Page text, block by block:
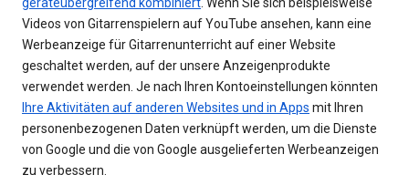
Videos von Gitarrenspielern auf YouTube ansehen, kann eine
Werbeanzeige für Gitarrenunterricht auf einer Website
geschaltet werden, auf der unsere Anzeigenprodukte
verwendet werden. Je nach Ihren Kontoeinstellungen könnten
Ihre Aktivitäten auf anderen Websites und in Apps mit Ihren
personenbezogenen Daten verknüpft werden, um die Dienste
von Google und die von Google ausgelieferten Werbeanzeigen
zu verbessern.